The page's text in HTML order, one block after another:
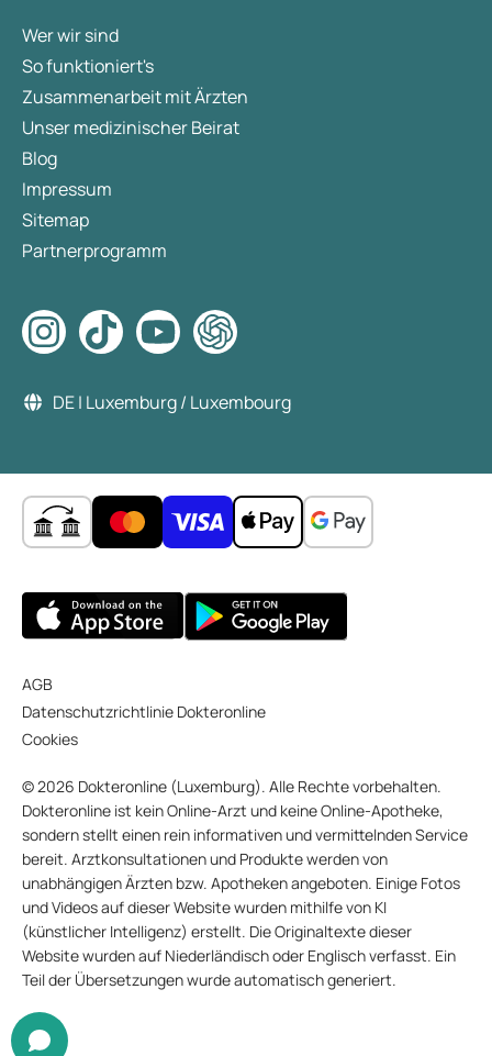
Wer wir sind
So funktioniert's
Zusammenarbeit mit Ärzten
Unser medizinischer Beirat
Blog
Impressum
Sitemap
Partnerprogramm
DE | Luxemburg / Luxembourg
AGB
Datenschutzrichtlinie Dokteronline
Cookies
© 2026 Dokteronline (Luxemburg). Alle Rechte vorbehalten.
Dokteronline ist kein Online-Arzt und keine Online-Apotheke,
sondern stellt einen rein informativen und vermittelnden Service
bereit. Arztkonsultationen und Produkte werden von
unabhängigen Ärzten bzw. Apotheken angeboten. Einige Fotos
und Videos auf dieser Website wurden mithilfe von KI
(künstlicher Intelligenz) erstellt. Die Originaltexte dieser
Website wurden auf Niederländisch oder Englisch verfasst. Ein
Teil der Übersetzungen wurde automatisch generiert.